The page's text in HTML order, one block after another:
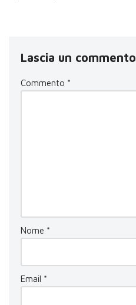
Lascia un commento
Commento *
Nome *
Email *